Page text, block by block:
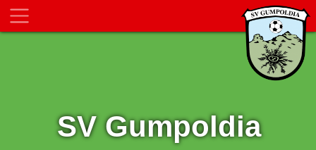
SV Gumpoldia